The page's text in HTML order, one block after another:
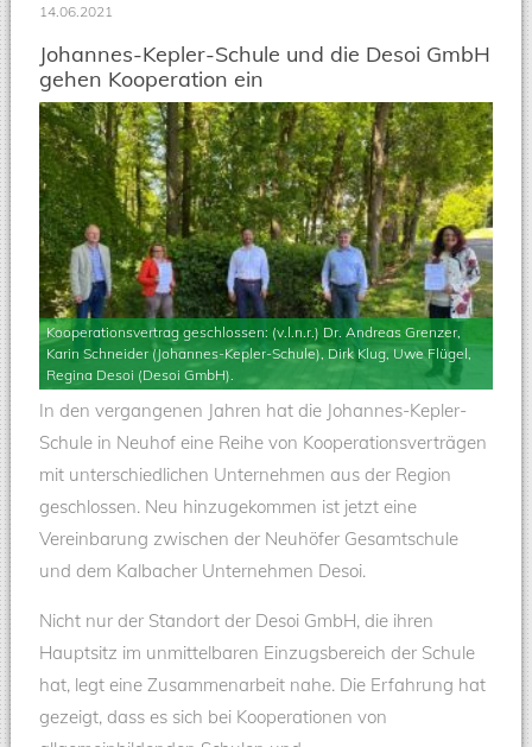
14.06.2021
Johannes-Kepler-Schule und die Desoi GmbH
gehen Kooperation ein
Kooperationsvertrag geschlossen: (v.l.n.r.) Dr. Andreas Grenzer,
Karin Schneider (Johannes-Kepler-Schule), Dirk Klug, Uwe Flügel,
Regina Desoi (Desoi GmbH).
In den vergangenen Jahren hat die Johannes-Kepler-
Schule in Neuhof eine Reihe von Kooperationsverträgen
mit unterschiedlichen Unternehmen aus der Region
geschlossen. Neu hinzugekommen ist jetzt eine
Vereinbarung zwischen der Neuhöfer Gesamtschule
und dem Kalbacher Unternehmen Desoi.
Nicht nur der Standort der Desoi GmbH, die ihren
Hauptsitz im unmittelbaren Einzugsbereich der Schule
hat, legt eine Zusammenarbeit nahe. Die Erfahrung hat
gezeigt, dass es sich bei Kooperationen von